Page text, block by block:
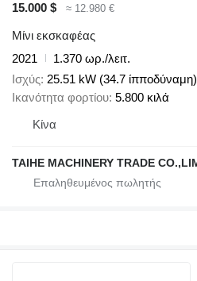
15.000 $
≈ 12.980 €
Μίνι εκσκαφέας
2021
1.370 ωρ./λειτ.
Ισχύς 25.51 kW (34.7 ίπποδύναμη)
Ικανότητα φορτίου 5.800 κιλά
Κίνα
TAIHE MACHINERY TRADE